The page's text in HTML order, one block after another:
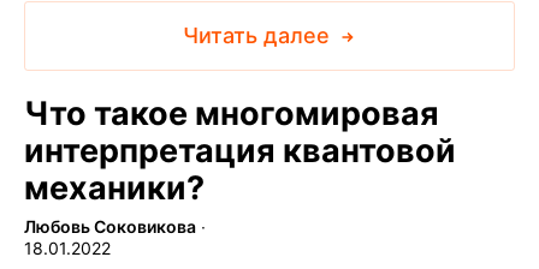
Читать далее
Что такое многомировая
интерпретация квантовой
механики?
Любовь Соковикова ∙
18.01.2022